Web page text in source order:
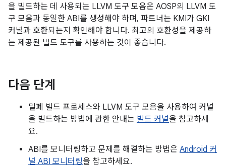
을 빌드하는 데 사용되는 LLVM 도구 모음은 AOSP의 LLVM 도
구 모음과 동일한 ABI를 생성해야 하며, 파트너는 KMI가 GKI
커널과 호환되는지 확인해야 합니다. 최고의 호환성을 제공하
는 제공된 빌드 도구를 사용하는 것이 좋습니다.
다음 단계
밀폐 빌드 프로세스와 LLVM 도구 모음을 사용하여 커널
을 빌드하는 방법에 관한 안내는 빌드 커널을 참고하세
요.
ABI를 모니터링하고 문제를 해결하는 방법은 Android 커
널 ABI 모니터링을 참고하세요.